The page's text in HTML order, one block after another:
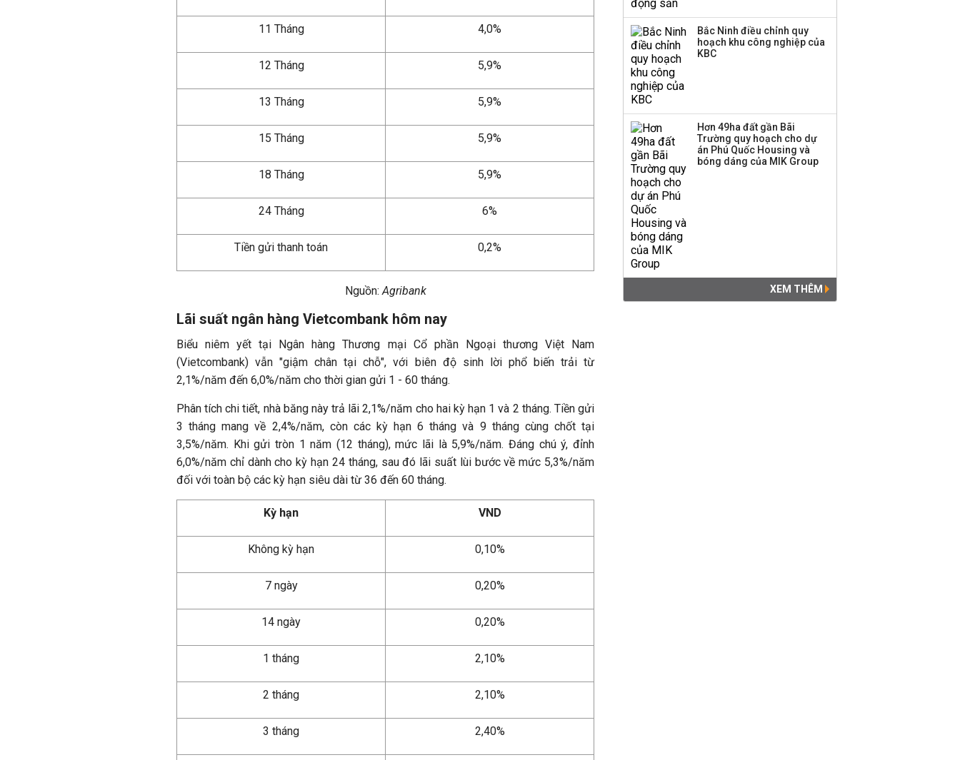
11 Tháng 4,0%
12 Tháng 5,9%
13 Tháng 5,9%
15 Tháng 5,9%
18 Tháng 5,9%
24 Tháng 6%
Tiền gửi thanh toán 0,2%
Nguồn:Agribank
Lãi suất ngân hàng Vietcombank hôm nay
Biểu niêm yết tại Ngân hàng Thương mại Cổ phần Ngoại thương Việt Nam
(Vietcombank) vẫn "giậm chân tại chỗ", với biên độ sinh lời phổ biến trải từ
2,1%/năm đến 6,0%/năm cho thời gian gửi 1 - 60 tháng.
Phân tích chi tiết, nhà băng này trả lãi 2,1%/năm cho hai kỳ hạn 1 và 2 tháng. Tiền gửi
3 tháng mang về 2,4%/năm, còn các kỳ hạn 6 tháng và 9 tháng cùng chốt tại
3,5%/năm. Khi gửi tròn 1 năm (12 tháng), mức lãi là 5,9%/năm. Đáng chú ý, đỉnh
6,0%/năm chỉ dành cho kỳ hạn 24 tháng, sau đó lãi suất lùi bước về mức 5,3%/năm
đối với toàn bộ các kỳ hạn siêu dài từ 36 đến 60 tháng.
Kỳ hạn VND
Không kỳ hạn 0,10%
7 ngày 0,20%
14 ngày 0,20%
1 tháng 2,10%
2 tháng 2,10%
3 tháng 2,40%
Bắc Ninh điều chỉnh quy
hoạch khu công nghiệp của
KBC
Hơn 49ha đất gần Bãi
Trường quy hoạch cho dự
án Phú Quốc Housing và
bóng dáng của MIK Group
XEM THÊM